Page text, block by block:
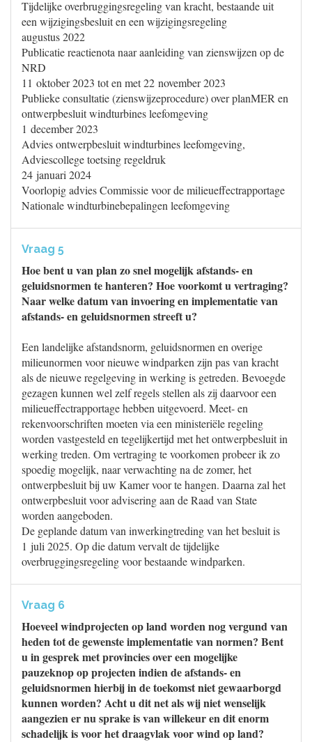
Tijdelijke overbruggingsregeling van kracht, bestaande uit
een wijzigingsbesluit en een wijzigingsregeling
augustus 2022
Publicatie reactienota naar aanleiding van zienswijzen op de
NRD
11 oktober 2023 tot en met 22 november 2023
Publieke consultatie (zienswijzeprocedure) over planMER en
ontwerpbesluit windturbines leefomgeving
1 december 2023
Advies ontwerpbesluit windturbines leefomgeving,
Adviescollege toetsing regeldruk
24 januari 2024
Voorlopig advies Commissie voor de milieueffectrapportage
Nationale windturbinebepalingen leefomgeving
Vraag 5
Hoe bent u van plan zo snel mogelijk afstands- en
geluidsnormen te hanteren? Hoe voorkomt u vertraging?
Naar welke datum van invoering en implementatie van
afstands- en geluidsnormen streeft u?
Een landelijke afstandsnorm, geluidsnormen en overige
milieunormen voor nieuwe windparken zijn pas van kracht
als de nieuwe regelgeving in werking is getreden. Bevoegde
gezagen kunnen wel zelf regels stellen als zij daarvoor een
milieueffectrapportage hebben uitgevoerd. Meet- en
rekenvoorschriften moeten via een ministeriële regeling
worden vastgesteld en tegelijkertijd met het ontwerpbesluit in
werking treden. Om vertraging te voorkomen probeer ik zo
spoedig mogelijk, naar verwachting na de zomer, het
ontwerpbesluit bij uw Kamer voor te hangen. Daarna zal het
ontwerpbesluit voor advisering aan de Raad van State
worden aangeboden.
De geplande datum van inwerkingtreding van het besluit is
1 juli 2025. Op die datum vervalt de tijdelijke
overbruggingsregeling voor bestaande windparken.
Vraag 6
Hoeveel windprojecten op land worden nog vergund van
heden tot de gewenste implementatie van normen? Bent
u in gesprek met provincies over een mogelijke
pauzeknop op projecten indien de afstands- en
geluidsnormen hierbij in de toekomst niet gewaarborgd
kunnen worden? Acht u dit net als wij niet wenselijk
aangezien er nu sprake is van willekeur en dit enorm
schadelijk is voor het draagvlak voor wind op land?